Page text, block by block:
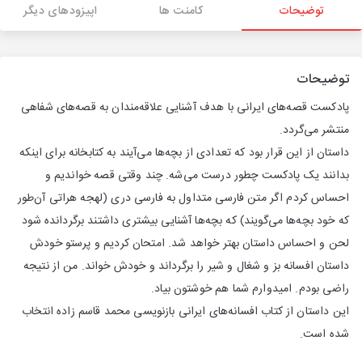
توضیحات کامنت ها اپیزودهای دیگر
توضیحات
پادکست قصه‌های ایرانی با هدف آشنایی علاقه‌مندان به قصه‌های شفاهی
منتشر می‌گردد.
داستان از این قرار بود که تعدادی از بچه‌ها می‌آیند به کتابخانه برای اینکه
بدانند یک پادکست چطور درست می‌شه. چند وقتی قصه خواندیم و
احساس کردم اگر متن فارسی متداول به فارسی دری (لهجه هراتی آن‌طور
که خود بچه‌ها می‌گویند) که بچه‌ها آشنایی بیشتری داشتند برگردانده شود
لحن و احساس داستان بهتر خواهد شد. امتحان کردیم و پرستو خودش
داستان افسانه بز و شغال و شیر را برگرداند و خودش خواند. من از نتیجه
راضی بودم. امیدوارم شما هم خوشتون بیاد.
این داستان از کتاب افسانه‌های ایرانی بازنویسی محمد قاسم زاده انتخاب
شده است.